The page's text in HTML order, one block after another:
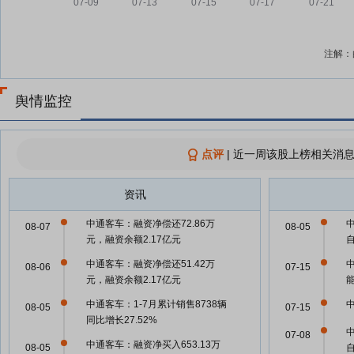
注解
舆情监控
点评| 近一周该股上榜相关消
资讯
中通客车：融资净偿还72.86万
元，融资余额2.17亿元
08-07
中通客车：融资净偿还51.42万
元，融资余额2.17亿元
08-06
中通客车：1-7月累计销售8738辆
同比增长27.52%
08-05
中通客车：融资净买入653.13万
08-05
08-05
07-15
07-15
07-08